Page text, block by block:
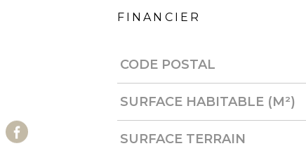
FINANCIER
Caractérisque Valeurs
CODE POSTAL
SURFACE HABITABLE (M²)
SURFACE TERRAIN